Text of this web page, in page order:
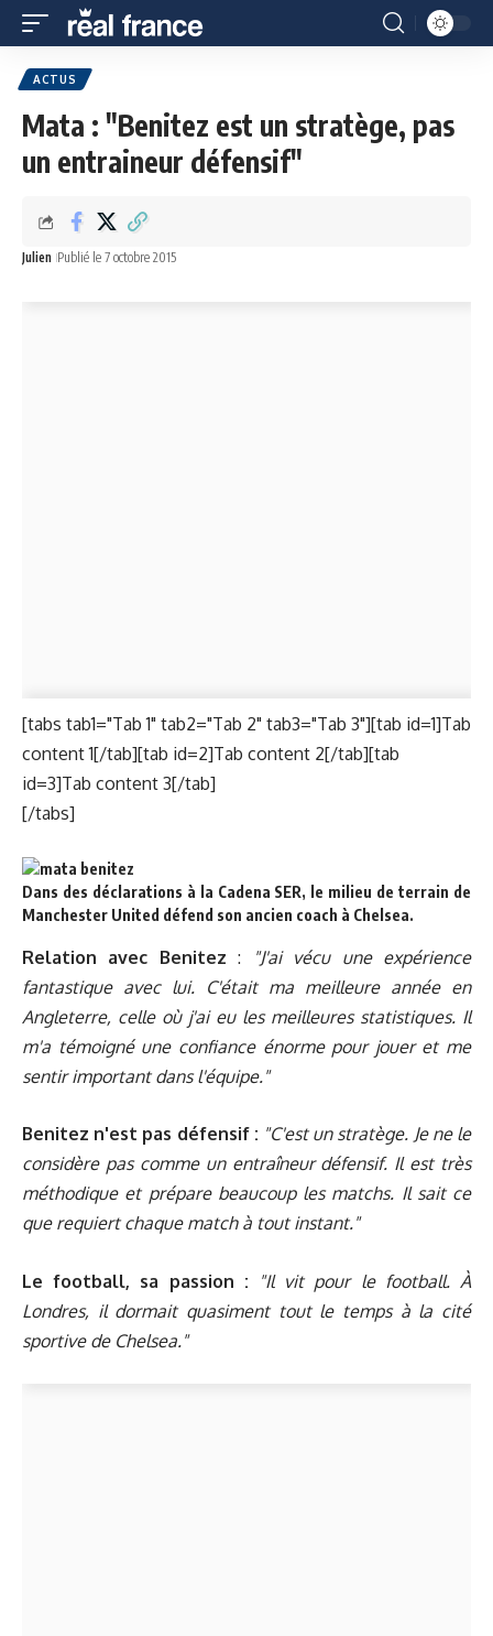
ACTUS
Mata : "Benitez est un stratège, pas
un entraineur défensif"
Julien Publié le 7 octobre 2015
[tabs tab1="Tab 1" tab2="Tab 2" tab3="Tab 3"][tab id=1]Tab
content 1[/tab][tab id=2]Tab content 2[/tab][tab
id=3]Tab content 3[/tab]
[/tabs]
Dans des déclarations à la Cadena SER, le milieu de terrain de
Manchester United défend son ancien coach à Chelsea.
Relation avec Benitez :
"J'ai vécu une expérience
fantastique avec lui. C'était ma meilleure année en
Angleterre, celle où j'ai eu les meilleures statistiques. Il
m'a témoigné une confiance énorme pour jouer et me
sentir important dans l'équipe."
Benitez n'est pas défensif : "C'est un stratège. Je ne le
considère pas comme un entraîneur défensif. Il est très
méthodique et prépare beaucoup les matchs. Il sait ce
que requiert chaque match à tout instant."
Le football, sa passion :
"Il vit pour le football. À
Londres, il dormait quasiment tout le temps à la cité
sportive de Chelsea."